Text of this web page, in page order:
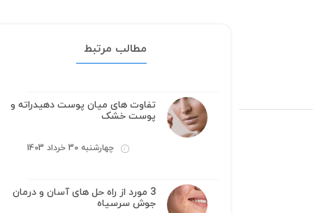
مطالب مرتبط
تفاوت های میان پوست دهیدراته و
پوست خشک
چهارشنبه 30 خرداد 1403
3 مورد از راه حل های آسان و درمان
جوش سرسیاه